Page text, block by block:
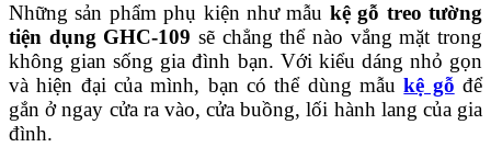
Những sản phẩm phụ kiện như mẫu kệ gỗ treo tường
tiện dụng GHC-109 sẽ chẳng thể nào vắng mặt trong
không gian sống gia đình bạn. Với kiểu dáng nhỏ gọn
và hiện đại của mình, bạn có thể dùng mẫukệ gỗ để
gắn ở ngay cửa ra vào, cửa buồng, lối hành lang của gia
đình.